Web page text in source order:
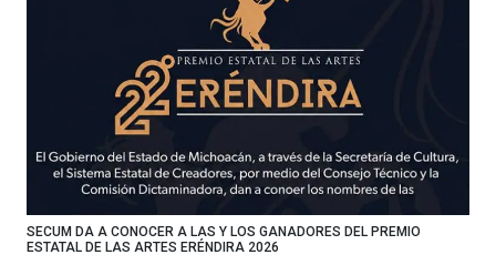
SECUM DA A CONOCER A LAS Y LOS GANADORES DEL PREMIO
ESTATAL DE LAS ARTES ERÉNDIRA 2026